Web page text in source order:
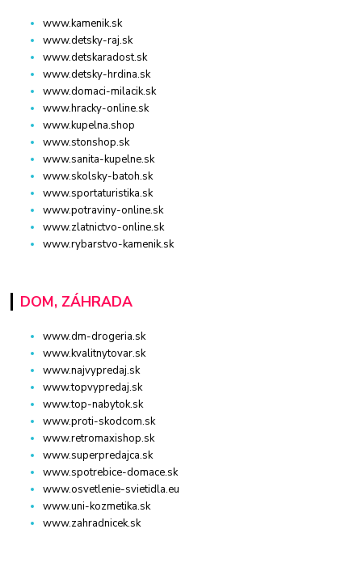
www.kamenik.sk
www.detsky-raj.sk
www.detskaradost.sk
www.detsky-hrdina.sk
www.domaci-milacik.sk
www.hracky-online.sk
www.kupelna.shop
www.stonshop.sk
www.sanita-kupelne.sk
www.skolsky-batoh.sk
www.sportaturistika.sk
www.potraviny-online.sk
www.zlatnictvo-online.sk
www.rybarstvo-kamenik.sk
DOM, ZÁHRADA
www.dm-drogeria.sk
www.kvalitnytovar.sk
www.najvypredaj.sk
www.topvypredaj.sk
www.top-nabytok.sk
www.proti-skodcom.sk
www.retromaxishop.sk
www.superpredajca.sk
www.spotrebice-domace.sk
www.osvetlenie-svietidla.eu
www.uni-kozmetika.sk
www.zahradnicek.sk